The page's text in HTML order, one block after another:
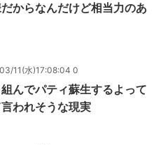
からなんだけど相当力のあ
11(水)17:08:04 0
んでパティ蘇生するよって
われそうな現実